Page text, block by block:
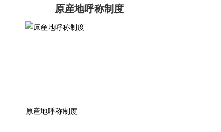
原産地呼称制度
– 原産地呼称制度